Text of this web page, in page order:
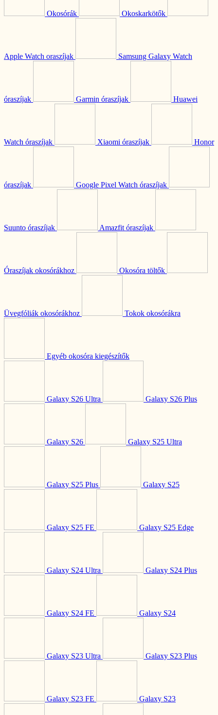
Okosórák Okoskarkötők
Apple Watch oraszíjak Samsung Galaxy Watch
óraszíjak Garmin óraszíjak Huawei
Watch óraszíjak Xiaomi óraszíjak Honor
óraszíjak Google Pixel Watch óraszíjak
Suunto óraszíjak Amazfit óraszíjak
Óraszíjak okosórákhoz Okosóra töltők
Üvegfóliák okosórákhoz Tokok okosórákra
Egyéb okosóra kiegészítők
Galaxy S26 Ultra Galaxy S26 Plus
Galaxy S26 Galaxy S25 Ultra
Galaxy S25 Plus Galaxy S25
Galaxy S25 FE Galaxy S25 Edge
Galaxy S24 Ultra Galaxy S24 Plus
Galaxy S24 FE Galaxy S24
Galaxy S23 Ultra Galaxy S23 Plus
Galaxy S23 FE Galaxy S23